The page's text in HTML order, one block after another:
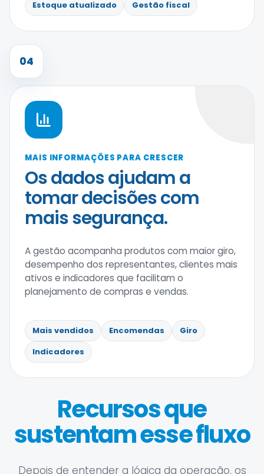
Estoque atualizado
Gestão fiscal
04
MAIS INFORMAÇÕES PARA CRESCER
Os dados ajudam a
tomar decisões com
mais segurança.
A gestão acompanha produtos com maior giro,
desempenho dos representantes, clientes mais
ativos e indicadores que facilitam o
planejamento de compras e vendas.
Mais vendidos Encomendas
Giro
Indicadores
Recursos que
sustentam esse fluxo
Depois de entender a lógica da operação, os